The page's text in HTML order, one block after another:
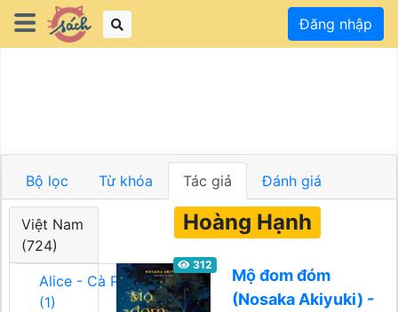
Đăng nhập
Bộ lọc Từ khóa Tác giả Đánh giá
Việt Nam
(724)
Alice - Cà Phê Team
(1)
Hoàng Hạnh
312
Mộ đom đóm
(Nosaka Akiyuki) -